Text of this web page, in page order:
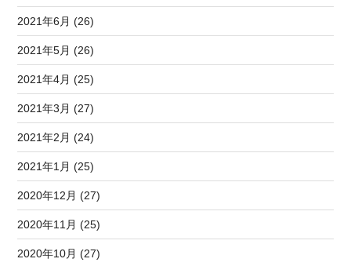
2021年6月 (26)
2021年5月 (26)
2021年4月 (25)
2021年3月 (27)
2021年2月 (24)
2021年1月 (25)
2020年12月 (27)
2020年11月 (25)
2020年10月 (27)